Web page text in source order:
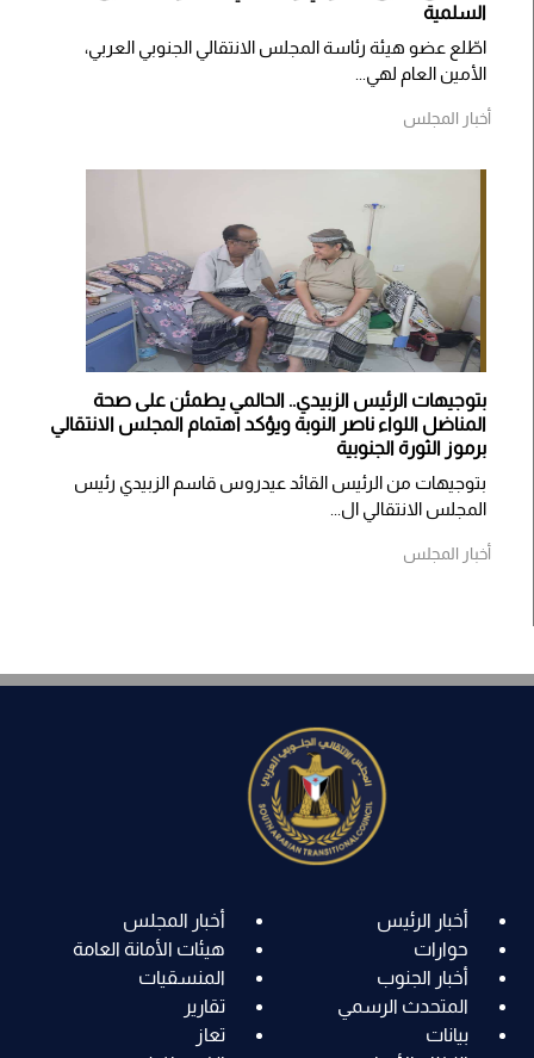
السلمية
اطّلع عضو هيئة رئاسة المجلس الانتقالي الجنوبي العربي،
الأمين العام لهي...
أخبار المجلس
بتوجيهات الرئيس الزبيدي.. الحالمي يطمئن على صحة
المناضل اللواء ناصر النوبة ويؤكد اهتمام المجلس الانتقالي
برموز الثورة الجنوبية
بتوجيهات من الرئيس القائد عيدروس قاسم الزبيدي رئيس
المجلس الانتقالي ال...
أخبار المجلس
أخبار الرئيس
أخبار المجلس
حوارات
هيئات الأمانة العامة
أخبار الجنوب
المنسقيات
المتحدث الرسمي
تقارير
بيانات
تعاز